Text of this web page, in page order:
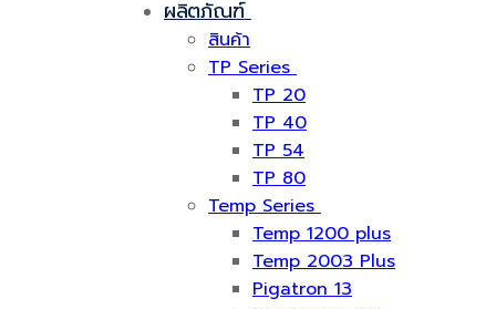
ผลิตภัณฑ์
สินค้า
TP Series
TP 20
TP 40
TP 54
TP 80
Temp Series
Temp 1200 plus
Temp 2003 Plus
Pigatron 13